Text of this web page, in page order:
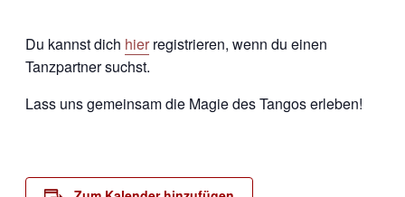
Du kannst dich hier registrieren, wenn du einen
Tanzpartner suchst.
Lass uns gemeinsam die Magie des Tangos erleben!